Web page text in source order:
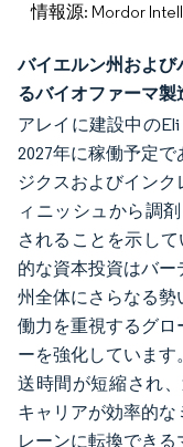
情報源: Mordor
バイエルン州およ
るバイオファーマ製
アレイに建設中のEli
2027年に稼働予定
ジクスおよびイン
ィニッシュから調
されることを示し
的な資本投資はバ
州全体にさらなる
働力を重視するグロ
ーを強化していま
送時間が短縮され
キャリアが効率的
レーンに転換でき